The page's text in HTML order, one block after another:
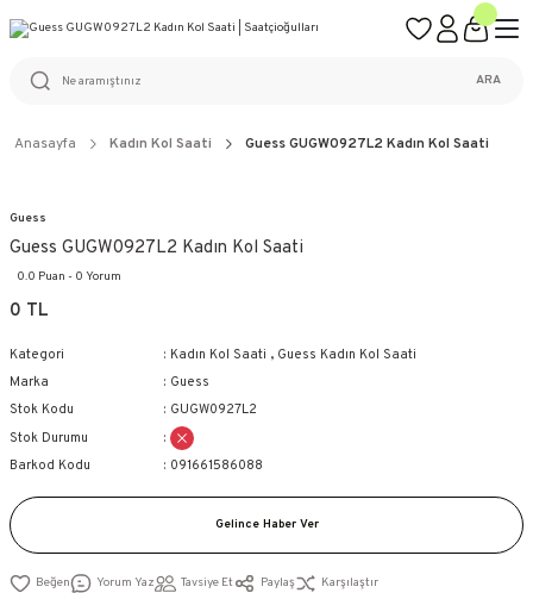
%100 ORİJİNAL ÜRÜN GARANTİSİ
ARA
Anasayfa Kadın Kol Saati Guess GUGW0927L2 Kadın Kol Saati
Guess
Guess GUGW0927L2 Kadın Kol Saati
0.0 Puan - 0 Yorum
0 TL
Kategori Kadın Kol Saati , Guess Kadın Kol Saati
Marka
Guess
Stok Kodu
GUGW0927L2
Stok Durumu
Barkod Kodu
091661586088
Gelince Haber Ver
Yorum Yaz Tavsiye Et Paylaş Karşılaştır